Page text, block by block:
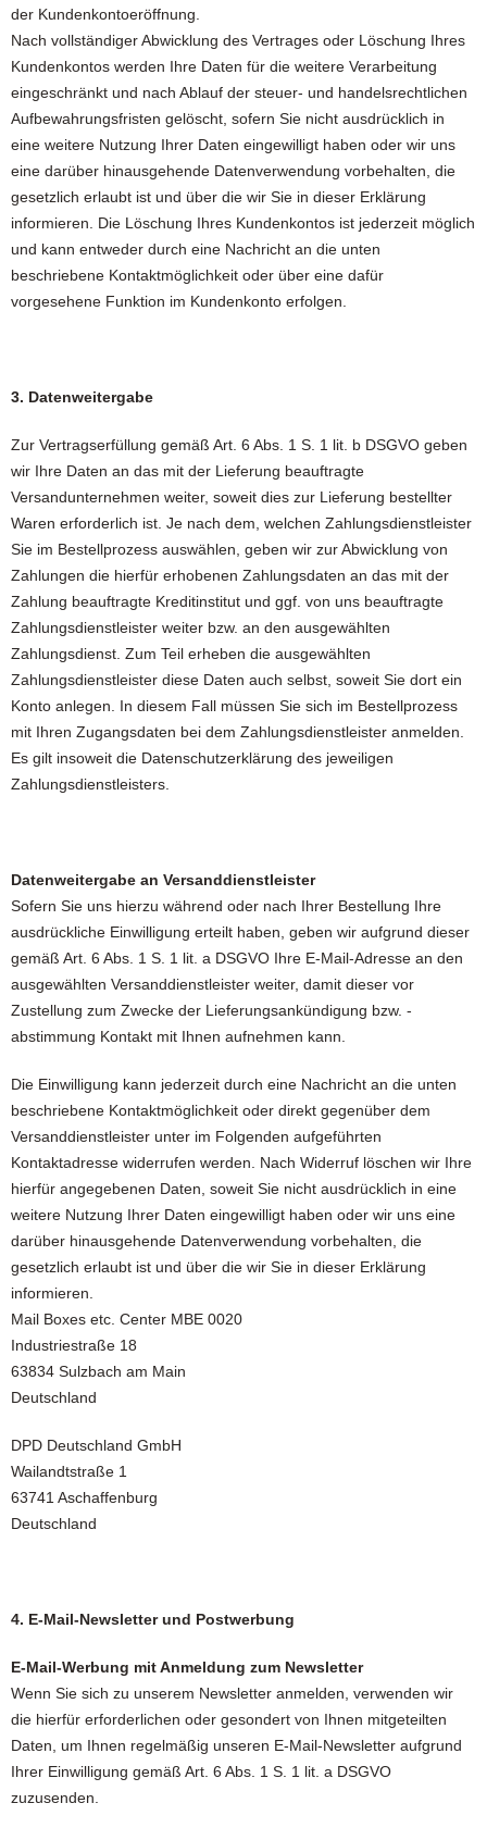
der Kundenkontoeröffnung.
Nach vollständiger Abwicklung des Vertrages oder Löschung Ihres
Kundenkontos werden Ihre Daten für die weitere Verarbeitung
eingeschränkt und nach Ablauf der steuer- und handelsrechtlichen
Aufbewahrungsfristen gelöscht, sofern Sie nicht ausdrücklich in
eine weitere Nutzung Ihrer Daten eingewilligt haben oder wir uns
eine darüber hinausgehende Datenverwendung vorbehalten, die
gesetzlich erlaubt ist und über die wir Sie in dieser Erklärung
informieren. Die Löschung Ihres Kundenkontos ist jederzeit möglich
und kann entweder durch eine Nachricht an die unten
beschriebene Kontaktmöglichkeit oder über eine dafür
vorgesehene Funktion im Kundenkonto erfolgen.
3. Datenweitergabe
Zur Vertragserfüllung gemäß Art. 6 Abs. 1 S. 1 lit. b DSGVO geben
wir Ihre Daten an das mit der Lieferung beauftragte
Versandunternehmen weiter, soweit dies zur Lieferung bestellter
Waren erforderlich ist. Je nach dem, welchen Zahlungsdienstleister
Sie im Bestellprozess auswählen, geben wir zur Abwicklung von
Zahlungen die hierfür erhobenen Zahlungsdaten an das mit der
Zahlung beauftragte Kreditinstitut und ggf. von uns beauftragte
Zahlungsdienstleister weiter bzw. an den ausgewählten
Zahlungsdienst. Zum Teil erheben die ausgewählten
Zahlungsdienstleister diese Daten auch selbst, soweit Sie dort ein
Konto anlegen. In diesem Fall müssen Sie sich im Bestellprozess
mit Ihren Zugangsdaten bei dem Zahlungsdienstleister anmelden.
Es gilt insoweit die Datenschutzerklärung des jeweiligen
Zahlungsdienstleisters.
Datenweitergabe an Versanddienstleister
Sofern Sie uns hierzu während oder nach Ihrer Bestellung Ihre
ausdrückliche Einwilligung erteilt haben, geben wir aufgrund dieser
gemäß Art. 6 Abs. 1 S. 1 lit. a DSGVO Ihre E-Mail-Adresse an den
ausgewählten Versanddienstleister weiter, damit dieser vor
Zustellung zum Zwecke der Lieferungsankündigung bzw. -
abstimmung Kontakt mit Ihnen aufnehmen kann.
Die Einwilligung kann jederzeit durch eine Nachricht an die unten
beschriebene Kontaktmöglichkeit oder direkt gegenüber dem
Versanddienstleister unter im Folgenden aufgeführten
Kontaktadresse widerrufen werden. Nach Widerruf löschen wir Ihre
hierfür angegebenen Daten, soweit Sie nicht ausdrücklich in eine
weitere Nutzung Ihrer Daten eingewilligt haben oder wir uns eine
darüber hinausgehende Datenverwendung vorbehalten, die
gesetzlich erlaubt ist und über die wir Sie in dieser Erklärung
informieren.
Mail Boxes etc. Center MBE 0020
Industriestraße 18
63834 Sulzbach am Main
Deutschland
DPD Deutschland GmbH
Wailandtstraße 1
63741 Aschaffenburg
Deutschland
4. E-Mail-Newsletter und Postwerbung
E-Mail-Werbung mit Anmeldung zum Newsletter
Wenn Sie sich zu unserem Newsletter anmelden, verwenden wir
die hierfür erforderlichen oder gesondert von Ihnen mitgeteilten
Daten, um Ihnen regelmäßig unseren E-Mail-Newsletter aufgrund
Ihrer Einwilligung gemäß Art. 6 Abs. 1 S. 1 lit. a DSGVO
zuzusenden.